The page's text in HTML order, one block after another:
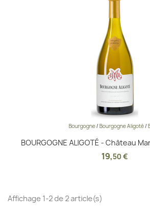
Bourgogne/Bourgogne Aligoté/
BOURGOGNE ALIGOTÉ - Château
19,50 €
Affichage 1-2 de 2 article(s)